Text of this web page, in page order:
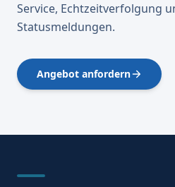
Service, Echtzeitverfolgung
Statusmeldungen.
Angebot anfordern